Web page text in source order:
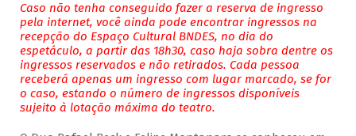
Caso não tenha conseguido fazer a reserva de ingresso
pela internet, você ainda pode encontrar ingressos na
recepção do Espaço Cultural BNDES, no dia do
espetáculo, a partir das 18h30, caso haja sobra dentre os
ingressos reservados e não retirados. Cada pessoa
receberá apenas um ingresso com lugar marcado, se for
o caso, estando o número de ingressos disponíveis
sujeito à lotação máxima do teatro.